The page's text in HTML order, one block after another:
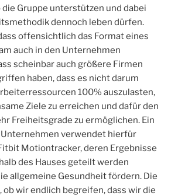
die Gruppe unterstützen und dabei
dennoch leben dürfen.
offensichtlich das Format eines
auch in den Unternehmen
scheinbar auch größere Firmen
haben, dass es nicht darum
100% auszulasten,
Ziele zu erreichen und dafür den
Freiheitsgrade zu ermöglichen. Ein
verwendet hierfür
Motiontracker, deren Ergebnisse
des Hauses geteilt werden
allgemeine Gesundheit fördern. Die
ob wir endlich begreifen, dass wir die